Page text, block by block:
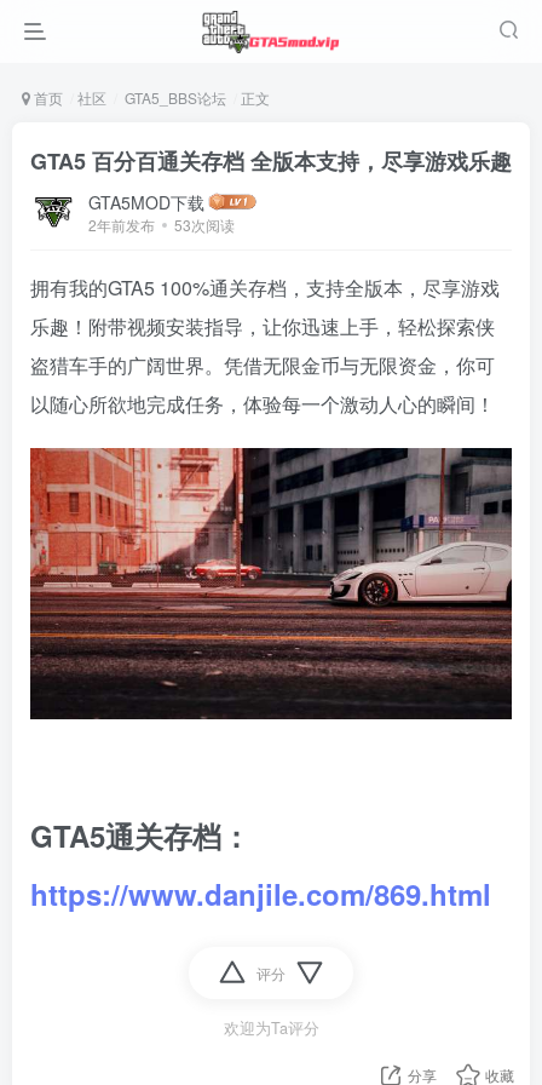
首页 社区 GTA5_BBS论坛 正文
GTA5 百分百通关存档 全版本支持，尽享游戏乐趣
GTA5MOD下载
2年前发布 53次阅读
拥有我的GTA5 100%通关存档，支持全版本，尽享游戏
乐趣！附带视频安装指导，让你迅速上手，轻松探索侠
盗猎车手的广阔世界。凭借无限金币与无限资金，你可
以随心所欲地完成任务，体验每一个激动人心的瞬间！
GTA5通关存档：
https://www.danjile.com/869.html
评分
欢迎为Ta评分
分享 收藏